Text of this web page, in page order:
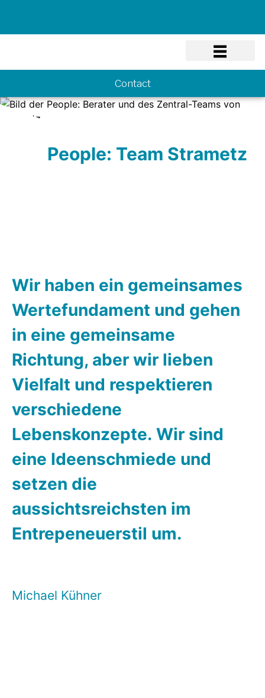
Contact
People: Team Strametz
Wir haben ein gemeinsames
Wertefundament und gehen
in eine gemeinsame
Richtung, aber wir lieben
Vielfalt und respektieren
verschiedene
Lebenskonzepte. Wir sind
eine Ideenschmiede und
setzen die
aussichtsreichsten im
Entrepeneuerstil um.
Michael Kühner